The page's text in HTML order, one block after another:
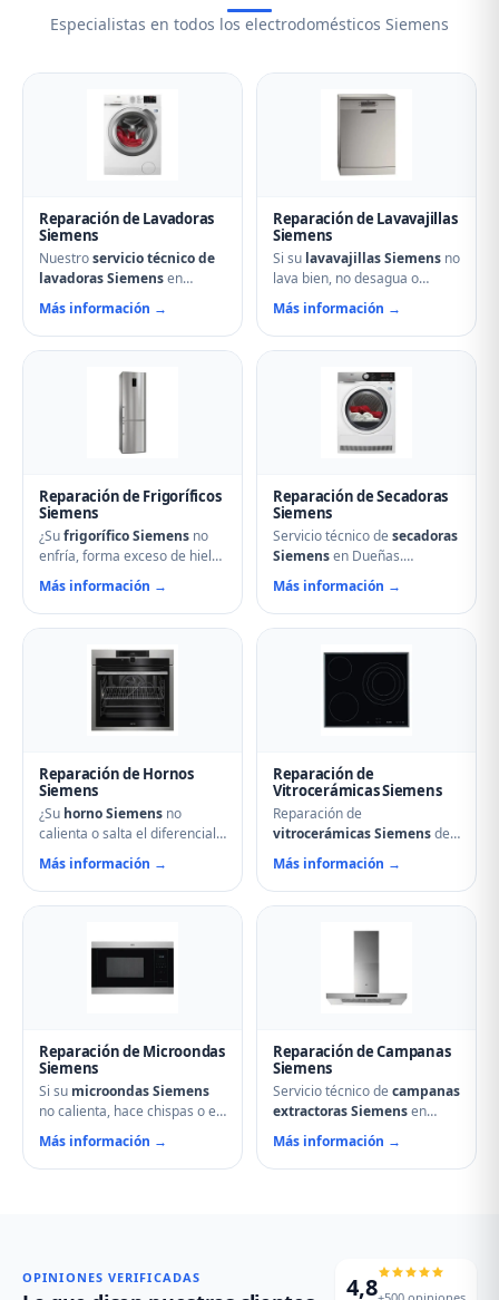
Especialistas en todos los electrodomésticos Siemens
Reparación de Lavadoras
Siemens
Nuestroservicio técnico de
lavadoras Siemensen
Dueñas soluciona cualquier
avería: problemas de
centrifugado, fugas de agua,
arranque o problemas de
especializados con repuestos
originales Siemens y
reparación el mismo día.
Más información →
Reparación de Lavavajillas
Siemens
Si su lavavajillas Siemens no
lava bien, no desagua o
muestra errores en el display,
nuestro servicio técnico en
Dueñas puede ayudarle.
obstruidos, bombas de
desagüe, problemas de
secado y fallos electrónicos
con piezas originales.
Más información →
Reparación de Frigoríficos
Siemens
¿Sufrigorífico Siemens no
enfría, forma exceso de hielo
o hace ruidos extraños?
Nuestros técnicos en Dueñas
reparan compresores,
Frost, fugas de gas
refrigerante y problemas de
descarche. Servicio urgente
para evitar pérdida de
alimentos.
Más información →
Reparación de Secadoras
Siemens
Servicio técnico de secadoras
Siemensen Dueñas.
Reparamos problemas de
calentamiento, tambor que no
gira, termostatos de
averiados y fallos en el
secado. Mantenimiento
preventivo y limpieza de
filtros incluido en la visita.
Más información →
Reparación de Hornos
Siemens
¿Su horno Siemens no
calienta o salta el diferencial?
Nuestro servicio técnico en
Dueñas repara resistencias,
ventiladores, termostatos,
en hornos multifunción,
pirolíticos y de vapor
Siemens.
Más información →
Reparación de
Vitrocerámicas Siemens
Reparación de
vitrocerámicas Siemensde
inducción y de cocción en
Dueñas. Solucionamos fuegos
que no encienden, cristales
responden, fallos en módulos
de inducción y problemas de
regulación de temperatura.
Más información →
Reparación de Microondas
Siemens
Si su microondas Siemens
no calienta, hace chispas o el
plato no gira, contacte con
nuestro servicio técnico en
Dueñas. Reparamos
Más información →
Reparación de Campanas
Siemens
Servicio técnico de campanas
extractoras Siemensen
Dueñas. Reparamos motores,
problemas de aspiración,
filtros de carbón activo
Más información →
OPINIONES VERIFICADAS 4,8